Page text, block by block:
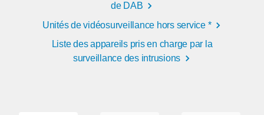
de DAB
Unités de vidéosurveillance hors service *
Liste des appareils pris en charge par la
surveillance des intrusions